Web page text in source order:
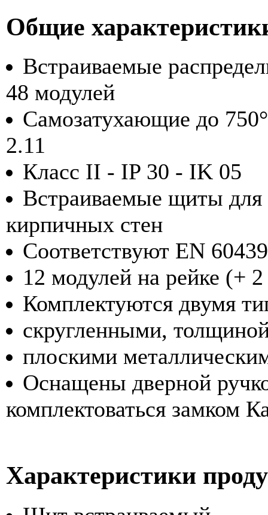
Общие
Встраиваемые
48 модулей
Самозатухающие до
2.11
Класс II - IP 30 - IK 05
Встраиваемые щиты для
кирпичных стен
Соответствуют EN
12 модулей на рейке (+
Комплектуются двумя
скругленными,
плоскими
Оснащены дверной
комплектоваться замком
Характеристики